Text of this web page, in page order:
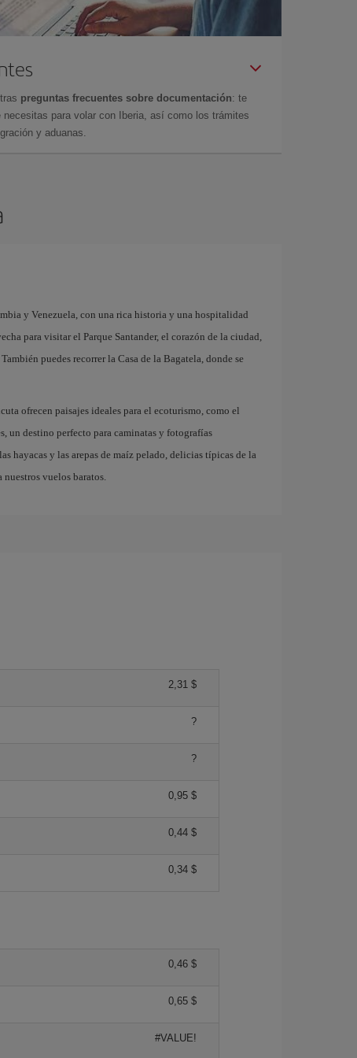
preguntas frecuentes sobre documentación: te
para volar con Iberia, así como los trámites
y aduanas.
y Venezuela, con una rica historia y una hospitalidad
para visitar el Parque Santander, el corazón de la ciudad,
puedes recorrer la Casa de la Bagatela, donde se
ofrecen paisajes ideales para el ecoturismo, como el
un destino perfecto para caminatas y fotografías
hayacas y las arepas de maíz pelado, delicias típicas de la
vuelos baratos.
2,31 $
?
?
0,95 $
0,44 $
0,34 $
0,46 $
0,65 $
#VALUE!